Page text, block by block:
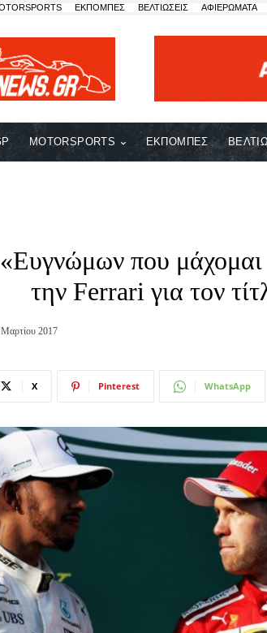
ΕΚΠΟΜΠΕΣ ΒΕΛΤΙΩΣΕΙΣ ΑΦΙΕΡΩΜΑΤΑ
MOTORSPORTS ΕΚΠΟΜΠΕΣ
που μάχομαι
την Ferrari για τον
2017
X Pinterest WhatsApp